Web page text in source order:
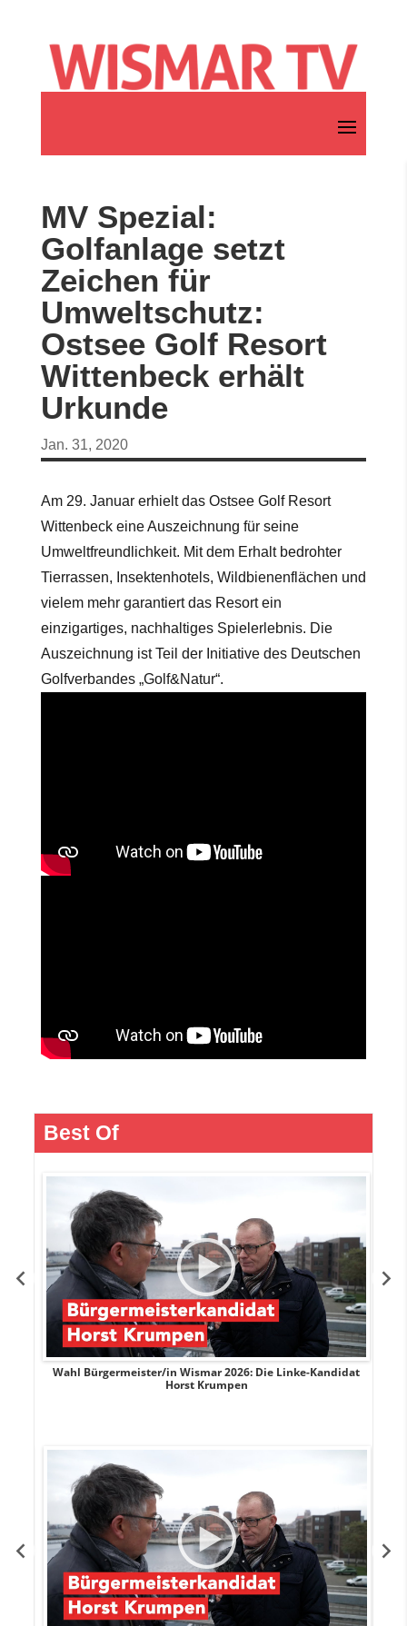
MV Spezial:
Golfanlage setzt
Zeichen für
Umweltschutz:
Ostsee Golf Resort
Wittenbeck erhält
Urkunde
Jan. 31, 2020
Am 29. Januar erhielt das Ostsee Golf Resort
Wittenbeck eine Auszeichnung für seine
Umweltfreundlichkeit. Mit dem Erhalt bedrohter
Tierrassen, Insektenhotels, Wildbienenflächen und
vielem mehr garantiert das Resort ein
einzigartiges, nachhaltiges Spielerlebnis. Die
Auszeichnung ist Teil der Initiative des Deutschen
Golfverbandes „Golf&Natur“.
Best Of
Wahl Bürgermeister/in Wismar 2026: Die Linke-Kandidat
Horst Krumpen